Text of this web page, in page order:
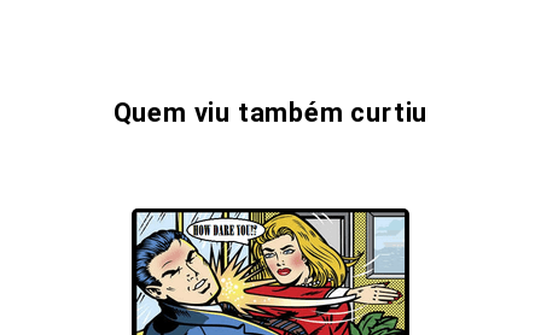
Quem viu também curtiu